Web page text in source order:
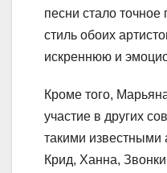
песни стало точное
стиль обоих
искреннюю и
Кроме того,
участие в других
такими известными
Крид, Ханна,